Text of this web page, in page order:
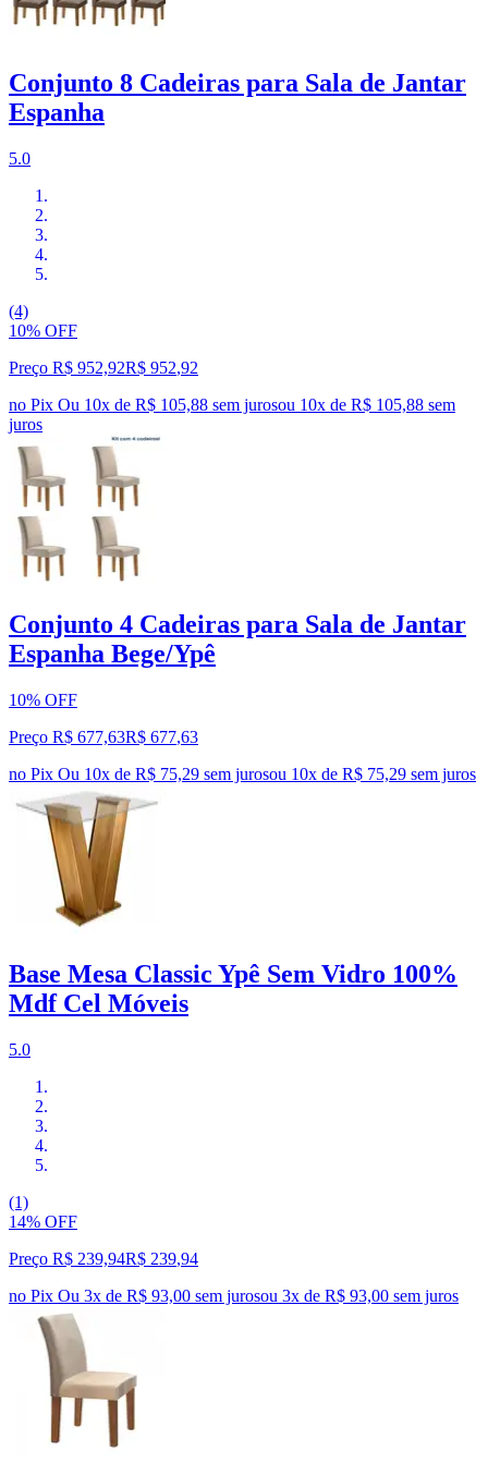
Conjunto 8 Cadeiras para Sala de Jantar
Espanha
5.0
(4)
10% OFF
Preço R$ 952,92R$ 952,92
no Pix Ou 10x de R$ 105,88 sem jurosou 10x de R$ 105,88 sem
juros
Conjunto 4 Cadeiras para Sala de Jantar
Espanha Bege/Ypê
10% OFF
Preço R$ 677,63R$ 677,63
no Pix Ou 10x de R$ 75,29 sem jurosou 10x de R$ 75,29 sem juros
Base Mesa Classic Ypê Sem Vidro 100%
Mdf Cel Móveis
5.0
(1)
14% OFF
Preço R$ 239,94R$ 239,94
no Pix Ou 3x de R$ 93,00 sem jurosou 3x de R$ 93,00 sem juros